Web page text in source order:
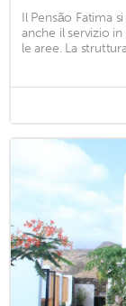
Il Pensão Fatima
anche il servizio
le aree. La